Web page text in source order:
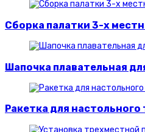
Сборка палатки 3-х
Шапочка плавательная
Ракетка для